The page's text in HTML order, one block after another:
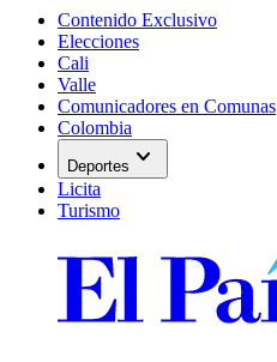
Contenido Exclusivo
Elecciones
Cali
Valle
Comunicadores en Comunas
Colombia
Deportes expand_more
Licita
Turismo